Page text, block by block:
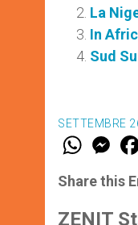
La
In
Sud
SETTEMBRE
W
t
s
p
M
e
s
e
g
Share this
ZENIT